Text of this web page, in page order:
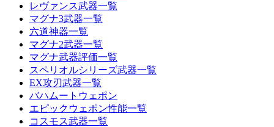
レヴァンス武器一覧
マグナ3武器一覧
六道神器一覧
マグナ2武器一覧
マグナ武器評価一覧
スペリオルシリーズ武器一覧
EX攻刃武器一覧
バハムートウェポン
エピックウェポン性能一覧
コスモス武器一覧